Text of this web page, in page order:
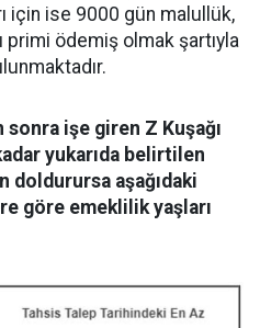
için ise 9000 gün malullük,
primi ödemiş olmak şartıyla
işe giren Z Kuşağı
yukarıda belirtilen
doldurursa aşağıdaki
göre emeklilik yaşları